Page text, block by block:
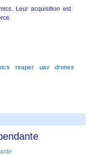
Leur acquisition est
reaper uav
drones